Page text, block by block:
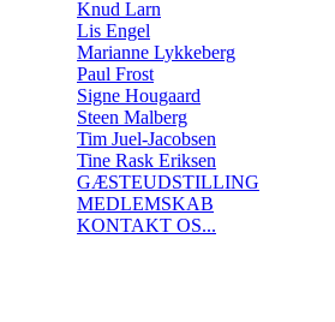
Knud Larn
Lis Engel
Marianne Lykkeberg
Paul Frost
Signe Hougaard
Steen Malberg
Tim Juel-Jacobsen
Tine Rask Eriksen
GÆSTEUDSTILLING
MEDLEMSKAB
KONTAKT OS...